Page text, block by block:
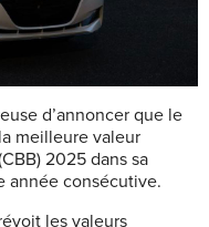
d’annoncer que le
meilleure valeur
2025 dans sa
année consécutive.
les valeurs